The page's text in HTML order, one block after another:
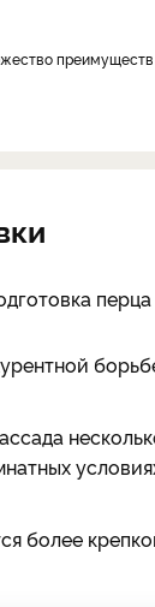
перца
более